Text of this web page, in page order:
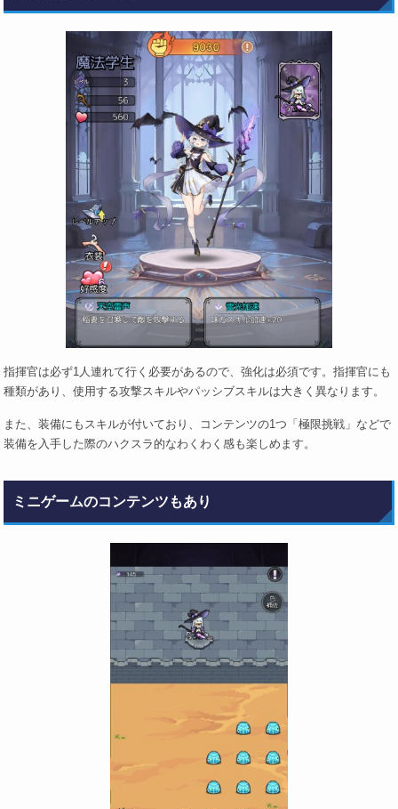
指揮官は必ず1人連れて行く必要があるので、強化は必須です。指揮官にも
種類があり、使用する攻撃スキルやパッシブスキルは大きく異なります。
また、装備にもスキルが付いており、コンテンツの1つ「極限挑戦」などで
装備を入手した際のハクスラ的なわくわく感も楽しめます。
ミニゲームのコンテンツもあり